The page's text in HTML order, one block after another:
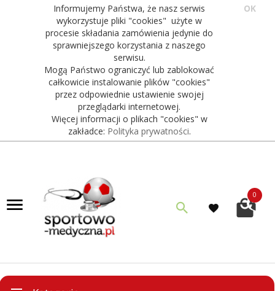
Informujemy Państwa, że nasz serwis
wykorzystuje pliki "cookies" użyte w
procesie składania zamówienia jedynie do
sprawniejszego korzystania z naszego
serwisu.
Mogą Państwo ograniczyć lub zablokować
całkowicie instalowanie plików "cookies"
przez odpowiednie ustawienie swojej
przeglądarki internetowej.
Więcej informacji o plikach "cookies" w
zakładce: Polityka prywatności.
OK
0